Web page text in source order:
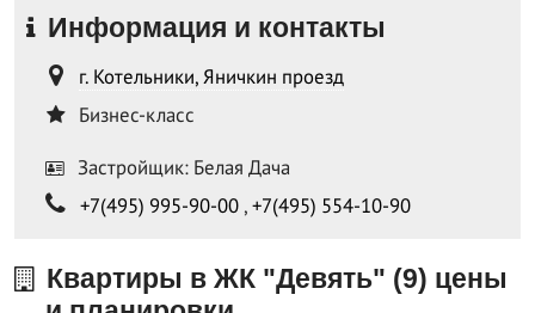
Информация и контакты
г. Котельники, Яничкин проезд
Бизнес-класс
Застройщик: Белая Дача
+7(495) 995-90-00 ,+7(495) 554-10-90
Квартиры в ЖК "Девять" (9) цены